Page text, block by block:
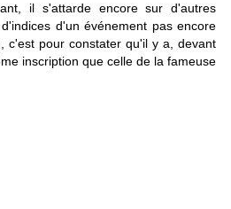
il s'attarde encore sur d'autres
d'un événement pas encore
c'est pour constater qu'il y a, devant
inscription que celle de la fameuse